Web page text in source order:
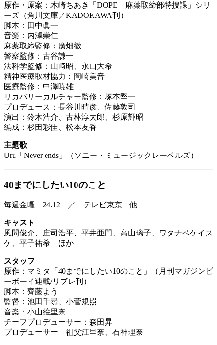
原作・原案：木崎ちあき「DOPE 麻薬取締部特捜課」シリ
ーズ（角川文庫／KADOKAWA刊）
脚本：田中眞一
音楽：内澤崇仁
麻薬取締監修：廣畑徹
警察監修：古谷謙一
法科学監修：山﨑昭、永山大希
精神医療取材協力：岡崎美音
医療監修：中澤暁雄
リカバリーカルチャー監修：塚本堅一
プロデュース：長谷川晴彦、佐藤敦司
演出：鈴木浩介、古林淳太郎、杉原輝昭
編成：杉田彩佳、松本友香
主題歌
Uru「Never ends」（ソニー・ミュージックレーベルズ）
40までにしたい10のこと
毎週金曜 24:12 ／ テレビ東京 他
キャスト
風間俊介、庄司浩平、平井亜門、高山璃子、ワタナベケイス
ケ、平子祐希 ほか
スタッフ
原作：マミタ「40までにしたい10のこと」（月刊マガジンビ
ーボーイ連載/リブレ刊）
脚本：齊藤よう
監督：池田千尋、小菅規照
音楽：小山絵里奈
チーフプロデューサー：森田昇
プロデューサー：祖父江里奈、石神理奈